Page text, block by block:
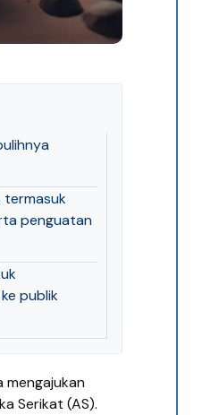
termasuk
penguatan
publik
mengajukan
Serikat (AS).